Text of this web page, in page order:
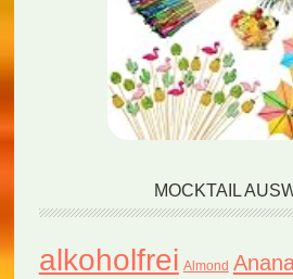
MOCKTAIL
alkoholfrei Almond